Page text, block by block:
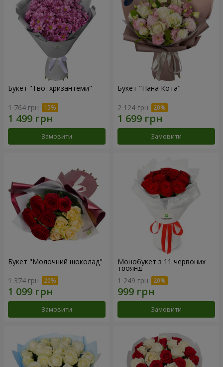
Букет "Твої хризантеми"
1 764 грн
Замовити
Букет "Пана Кота"
2 124 грн
Замовити
Букет "Молочний шоколад"
1 374 грн
Замовити
Монобукет з 11 червоних
троянд
1 249 грн
Замовити